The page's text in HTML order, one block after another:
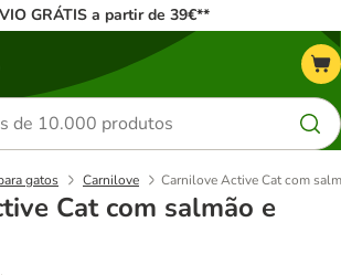
GRÁTIS a partir de 39€**
gatos Carnilove Carnilove Active Cat com
Cat com salmão e